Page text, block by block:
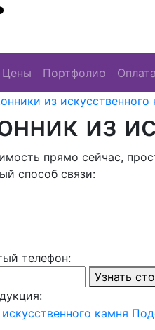
Цены Портфолио
из искусственного
из
прямо сейчас,
способ связи:
телефон:
Узнать
камня